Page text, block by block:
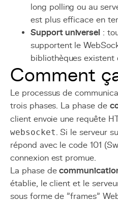
long polling ou au
est plus efficace en
Support universel :
supportent le
bibliothèques existent
Comment
Le processus de
trois phases. La phase de
client envoie une requête
websocket. Si le serveur
répond avec le code 101
connexion est promue.
La phase de
établie, le client et le
sous forme de "frames"